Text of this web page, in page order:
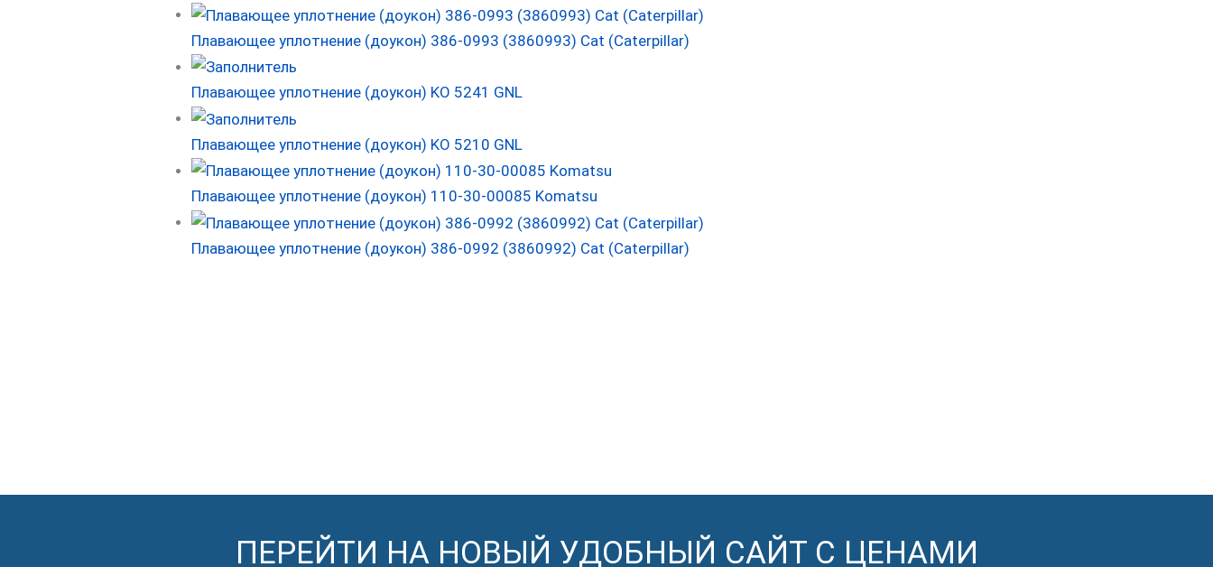
Плавающее уплотнение (доукон) 386-0993 (3860993) Cat (Caterpillar)
Плавающее уплотнение (доукон) KO 5241 GNL
Плавающее уплотнение (доукон) KO 5210 GNL
Плавающее уплотнение (доукон) 110-30-00085 Komatsu
Плавающее уплотнение (доукон) 386-0992 (3860992) Cat (Caterpillar)
ПЕРЕЙТИ НА НОВЫЙ УДОБНЫЙ САЙТ С ЦЕНАМИ